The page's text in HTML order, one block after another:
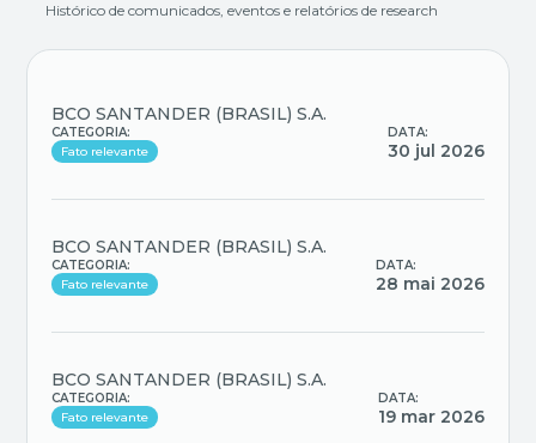
Histórico de comunicados, eventos e relatórios de research
BCO SANTANDER (BRASIL) S.A.
CATEGORIA:
Fato relevante
DATA:
30 jul 2026
BCO SANTANDER (BRASIL) S.A.
CATEGORIA:
Fato relevante
DATA:
28 mai 2026
BCO SANTANDER (BRASIL) S.A.
CATEGORIA:
Fato relevante
DATA:
19 mar 2026